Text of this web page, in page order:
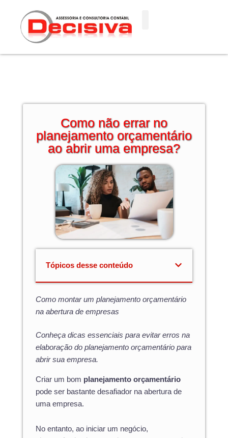
conteúdo
Como não errar no
planejamento orçamentário
ao abrir uma empresa?
Tópicos desse conteúdo
Como montar um planejamento orçamentário
na abertura de empresas
Conheça dicas essenciais para evitar erros na
elaboração do planejamento orçamentário para
abrir sua empresa.
Criar um bom planejamento orçamentário
pode ser bastante desafiador na abertura de
uma empresa.
No entanto, ao iniciar um negócio,